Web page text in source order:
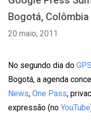
Bogotá, Colômbia
20 maio, 2011
No segundo dia do GPS
Bogotá, a agenda
News, One Pass,
expressão (no YouTube